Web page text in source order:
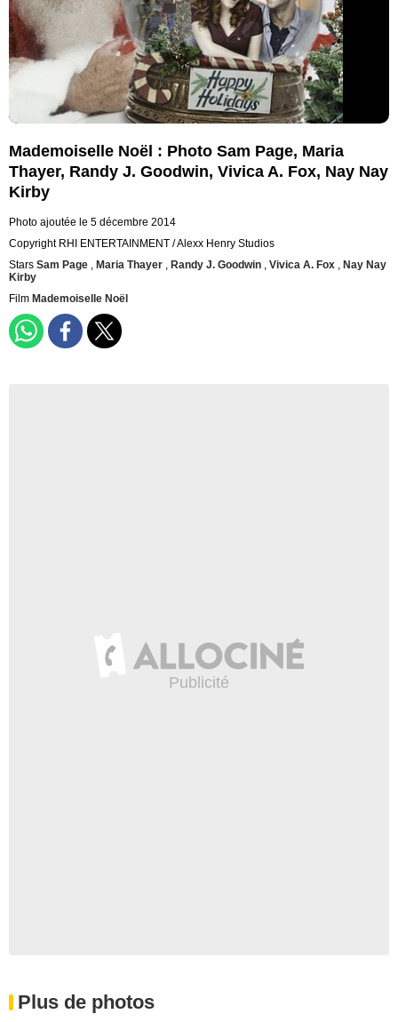
Mademoiselle Noël : Photo Sam Page, Maria
Thayer, Randy J. Goodwin, Vivica A. Fox, Nay Nay
Kirby
Photo ajoutée le 5 décembre 2014
Copyright RHI ENTERTAINMENT / Alexx Henry Studios
Stars Sam Page , Maria Thayer , Randy J. Goodwin , Vivica A. Fox , Nay Nay
Kirby
Film Mademoiselle Noël
Plus de photos